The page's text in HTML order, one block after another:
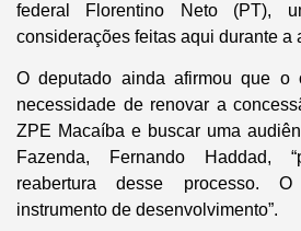
federal Florentino Neto (PT),
considerações feitas aqui durante a
O deputado ainda afirmou que o
necessidade de renovar a
ZPE Macaíba e buscar uma
Fazenda, Fernando Haddad,
reabertura desse processo.
instrumento de desenvolvimento”.